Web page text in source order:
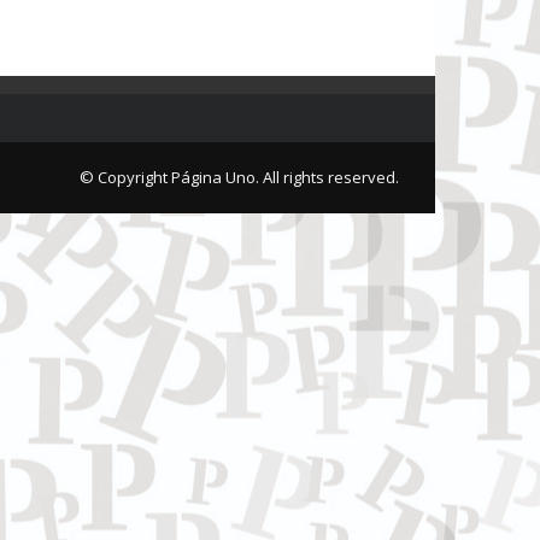
© Copyright Página Uno. All rights reserved.